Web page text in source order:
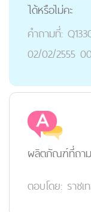
ได้หรือไม่คะ
คำถามที่:
02/02/2555
ผลิตภัณฑ์ที่ถาม
ตอบโดย: ราช